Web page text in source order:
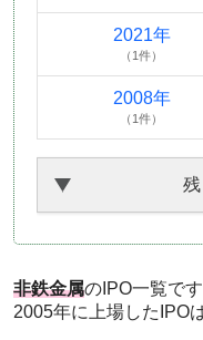
2021年
（1件）
2008年
（1件）
非鉄金属のIPO一覧です
2005年に上場したIPO